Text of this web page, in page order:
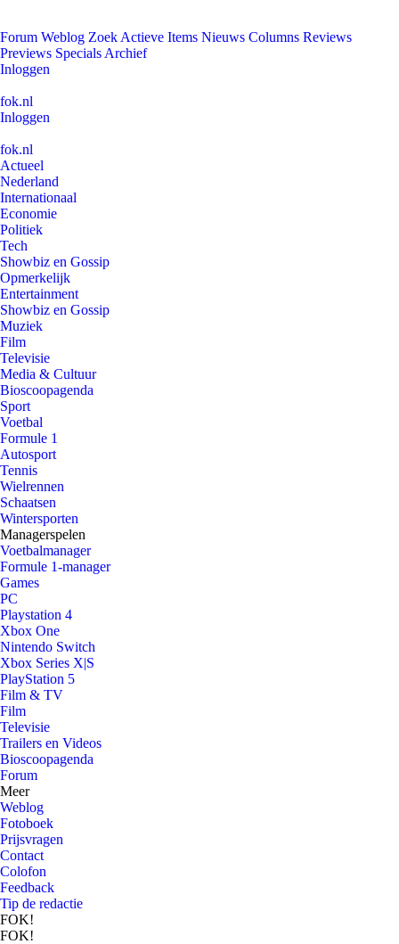
Forum Weblog Zoek Actieve Items Nieuws Columns Reviews
Previews Specials Archief
Inloggen
fok.nl
Inloggen
fok.nl
Actueel
Nederland
Internationaal
Economie
Politiek
Tech
Showbiz en Gossip
Opmerkelijk
Entertainment
Showbiz en Gossip
Muziek
Film
Televisie
Media & Cultuur
Bioscoopagenda
Sport
Voetbal
Formule 1
Autosport
Tennis
Wielrennen
Schaatsen
Wintersporten
Managerspelen
Voetbalmanager
Formule 1-manager
Games
PC
Playstation 4
Xbox One
Nintendo Switch
Xbox Series X|S
PlayStation 5
Film & TV
Film
Televisie
Trailers en Videos
Bioscoopagenda
Forum
Meer
Weblog
Fotoboek
Prijsvragen
Contact
Colofon
Feedback
Tip de redactie
FOK!
FOK!